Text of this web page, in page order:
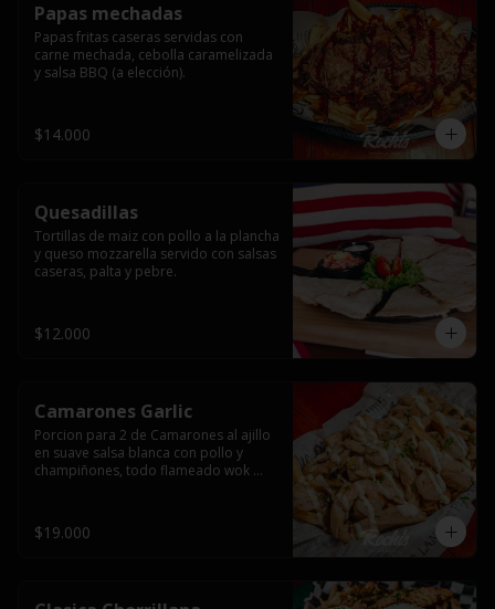
Papas mechadas
Papas fritas caseras servidas con
carne mechada, cebolla caramelizada
y salsa BBQ (a elección).
$14.000
Quesadillas
Tortillas de maiz con pollo a la plancha
y queso mozzarella servido con salsas
caseras, palta y pebre.
$12.000
Camarones Garlic
Porcion para 2 de Camarones al ajillo
en suave salsa blanca con pollo y
champiñones, todo flameado wok
$19.000